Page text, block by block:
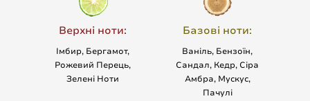
Верхні ноти:
Імбир, Бергамот,
Рожевий Перець,
Зелені Ноти
Базові ноти:
Ваніль, Бензоїн,
Сандал, Кедр, Сіра
Амбра, Мускус,
Пачулі